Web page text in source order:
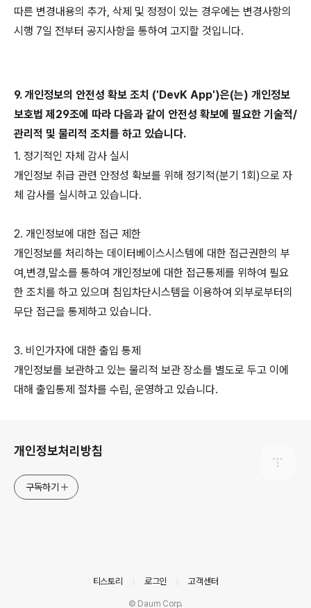
따른 변경내용의 추가, 삭제 및 정정이 있는 경우에는 변경사항의
시행 7일 전부터 공지사항을 통하여 고지할 것입니다.
9. 개인정보의 안전성 확보 조치 ('DevK App')은(는) 개인정보
보호법 제29조에 따라 다음과 같이 안전성 확보에 필요한 기술적/
관리적 및 물리적 조치를 하고 있습니다.
1. 정기적인 자체 감사 실시
개인정보 취급 관련 안정성 확보를 위해 정기적(분기 1회)으로 자
체 감사를 실시하고 있습니다.
2. 개인정보에 대한 접근 제한
개인정보를 처리하는 데이터베이스시스템에 대한 접근권한의 부
여,변경,말소를 통하여 개인정보에 대한 접근통제를 위하여 필요
한 조치를 하고 있으며 침입차단시스템을 이용하여 외부로부터의
무단 접근을 통제하고 있습니다.
3. 비인가자에 대한 출입 통제
개인정보를 보관하고 있는 물리적 보관 장소를 별도로 두고 이에
대해 출입통제 절차를 수립, 운영하고 있습니다.
개인정보처리방침
구독하기
티스토리 로그인 고객센터
© Daum Corp.